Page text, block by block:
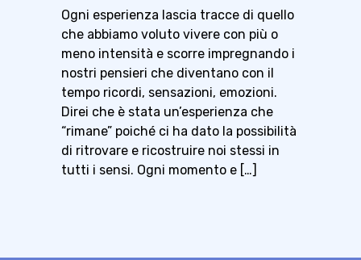
Ogni esperienza lascia tracce di quello
che abbiamo voluto vivere con più o
meno intensità e scorre impregnando i
nostri pensieri che diventano con il
tempo ricordi, sensazioni, emozioni.
Direi che è stata un’esperienza che
“rimane” poiché ci ha dato la possibilità
di ritrovare e ricostruire noi stessi in
tutti i sensi. Ogni momento e […]